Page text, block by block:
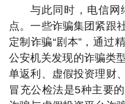
与此同时，电信网
点。一些诈骗集团紧跟
定制诈骗“剧本”，通过
公安机关发现的诈骗类
单返利、虚假投资理财
冒充公检法是5种主要